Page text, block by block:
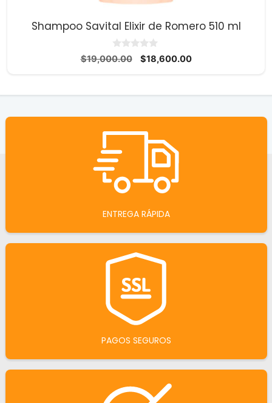
Shampoo Savital Elixir de Romero 510 ml
0
d
$19,000.00
El
era:
$18,600.00El
es:
ENTREGA RÁPIDA
PAGOS SEGUROS